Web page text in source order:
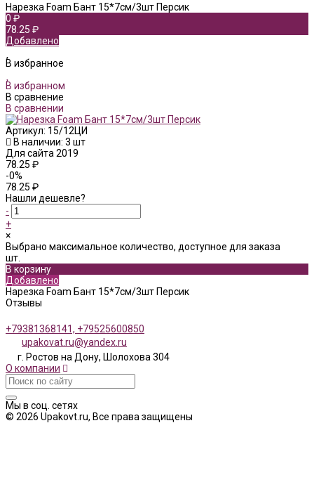
Нарезка Foam Бант 15*7см/3шт Персик
0 ₽
78.25 ₽
Добавлено
В избранное
В избранном
В сравнение
В сравнении
Артикул: 15/12ЦИ
В наличии: 3 шт
Для сайта 2019
78.25 ₽
-0%
78.25 ₽
Нашли дешевле?
-
+
×
Выбрано максимальное количество, доступное для заказа
шт.
В корзину
Добавлено
Нарезка Foam Бант 15*7см/3шт Персик
Отзывы
+79381368141, +79525600850
upakovat.ru@yandex.ru
г. Ростов на Дону, Шолохова 304
О компании
Мы в соц. сетях
© 2026 Upakovt.ru, Все права защищены